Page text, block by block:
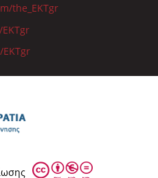
the_EKTgr